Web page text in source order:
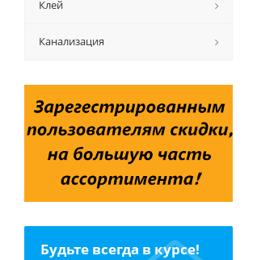
Клей
Канализация
Будьте всегда в курсе!